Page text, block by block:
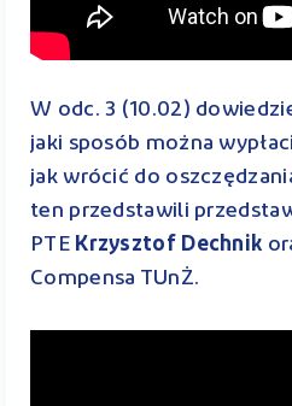
W odc. 3 (10.02)
jaki sposób można
jak wrócić do
ten przedstawili
PTE Krzysztof Dechnik
Compensa TUnŻ.